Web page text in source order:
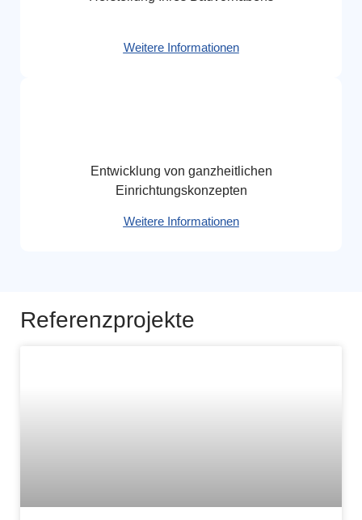
Weitere Informationen
Entwicklung von ganzheitlichen
Einrichtungskonzepten
Weitere Informationen
Referenzprojekte